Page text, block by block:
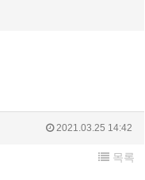
2021.03.25 14:42
목록